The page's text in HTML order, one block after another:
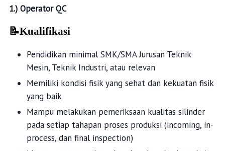
1.) Operator QC
📝Kualifikasi
Pendidikan minimal SMK/SMA Jurusan Teknik
Mesin, Teknik Industri, atau relevan
Memiliki kondisi fisik yang sehat dan kekuatan fisik
yang baik
Mampu melakukan pemeriksaan kualitas silinder
pada setiap tahapan proses produksi (incoming, in-
process, dan final inspection)